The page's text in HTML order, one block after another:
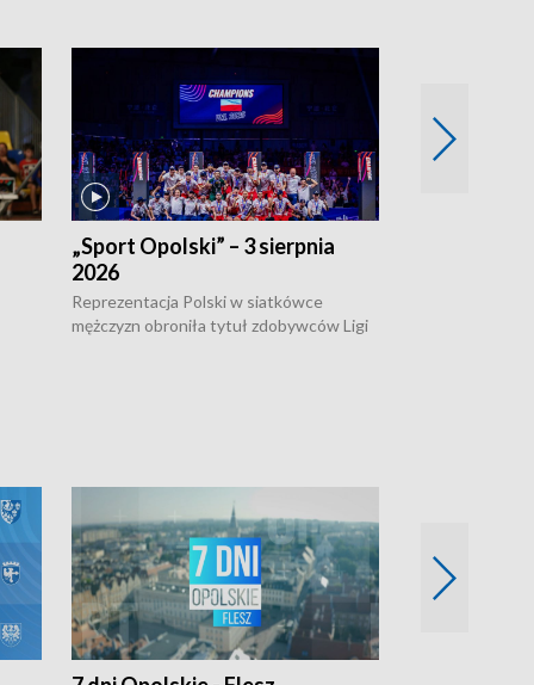
„Sport Opolski” – 3 sierpnia
2026
Reprezentacja Polski w siatkówce
mężczyzn obroniła tytuł zdobywców Ligi